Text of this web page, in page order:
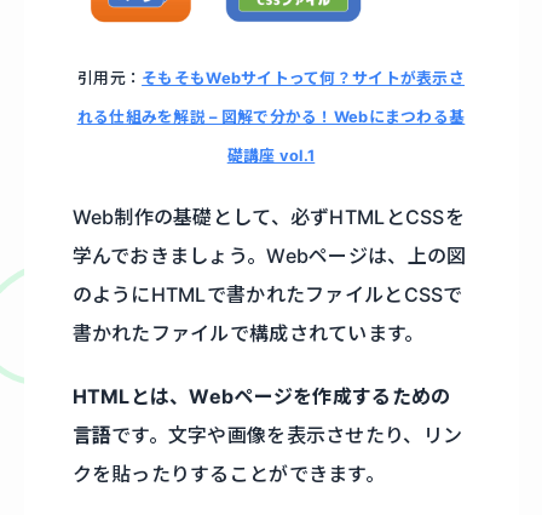
引用元： そもそもWebサイトって何？サイトが表示さ
れる仕組みを解説 – 図解で分かる！Webにまつわる基
礎講座 vol.1
Web制作の基礎として、必ずHTMLとCSSを
学んでおきましょう。Webページは、上の図
のようにHTMLで書かれたファイルとCSSで
書かれたファイルで構成されています。
HTMLとは、Webページを作成するための
言語です。文字や画像を表示させたり、リン
クを貼ったりすることができます。